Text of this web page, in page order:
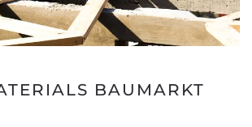
BAUMARKT